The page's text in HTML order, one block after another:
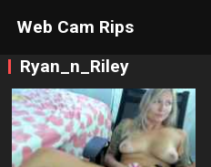
Web Cam Rips
Ryan_n_Riley